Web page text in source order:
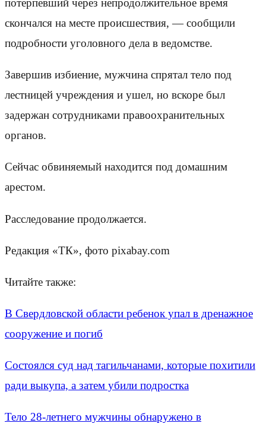
потерпевший через непродолжительное время
скончался на месте происшествия, — сообщили
подробности уголовного дела в ведомстве.
Завершив избиение, мужчина спрятал тело под
лестницей учреждения и ушел, но вскоре был
задержан сотрудниками правоохранительных
органов.
Сейчас обвиняемый находится под домашним
арестом.
Расследование продолжается.
Редакция «ТК», фото pixabay.com
Читайте также:
В Свердловской области ребенок упал в дренажное
сооружение и погиб
Состоялся суд над тагильчанами, которые похитили
ради выкупа, а затем убили подростка
Тело 28-летнего мужчины обнаружено в